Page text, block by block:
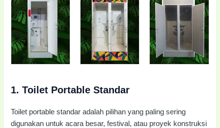
1.Toilet Portable Standar
Toilet portable standar adalah pilihan yang paling sering
digunakan untuk acara besar, festival, atau proyek konstruksi